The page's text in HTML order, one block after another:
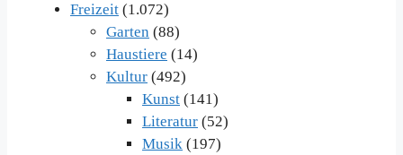
Freizeit (1.072)
Garten (88)
Haustiere (14)
Kultur (492)
Kunst (141)
Literatur (52)
Musik (197)